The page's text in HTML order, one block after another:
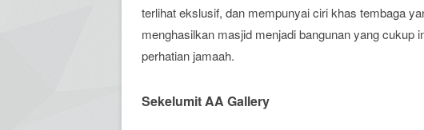
terlihat ekslusif, dan mempunyai ciri khas tembaga
menghasilkan masjid menjadi bangunan yang cukup
perhatian jamaah.
Sekelumit AA Gallery